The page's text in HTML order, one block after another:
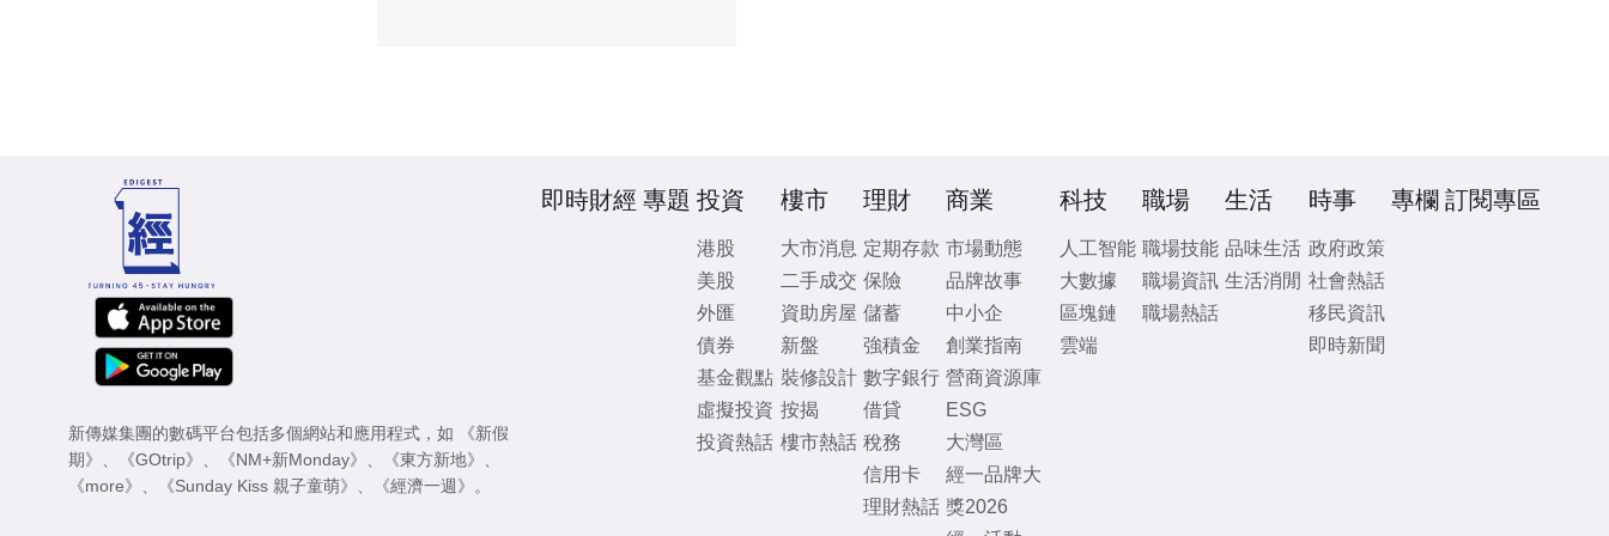
新傳媒集團的數碼平台包括多個網站和應用程式，如
《新假
期》
《GOtrip》 《NM+新Monday》 《東方新地》
《more》
《Sunday Kiss 親子童萌》 《經濟一週》 。
即時財經 專題 投資
港股
美股
外匯
債券
基金觀點
虛擬投資
投資熱話
樓市
大市消息
二手成交
資助房屋
新盤
裝修設計
按揭
樓市熱話
理財
定期存款
保險
儲蓄
強積金
數字銀行
借貸
稅務
信用卡
理財熱話
商業
市場動態
品牌故事
中小企
創業指南
營商資源庫
ESG
大灣區
經一品牌大
獎2026
科技
人工智能
大數據
區塊鏈
雲端
職場
職場技能
職場資訊
職場熱話
生活
品味生活
生活消閒
時事
政府政策
社會熱話
移民資訊
即時新聞
專欄 訂閱專區